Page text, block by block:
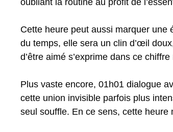
oubliant la routine au profit de
Cette heure peut aussi marquer une
du temps, elle sera un clin d’œil
d’être aimé s’exprime dans ce
Plus vaste encore, 01h01 dialogue
cette union invisible parfois plus
seul souffle. En ce sens, cette heure